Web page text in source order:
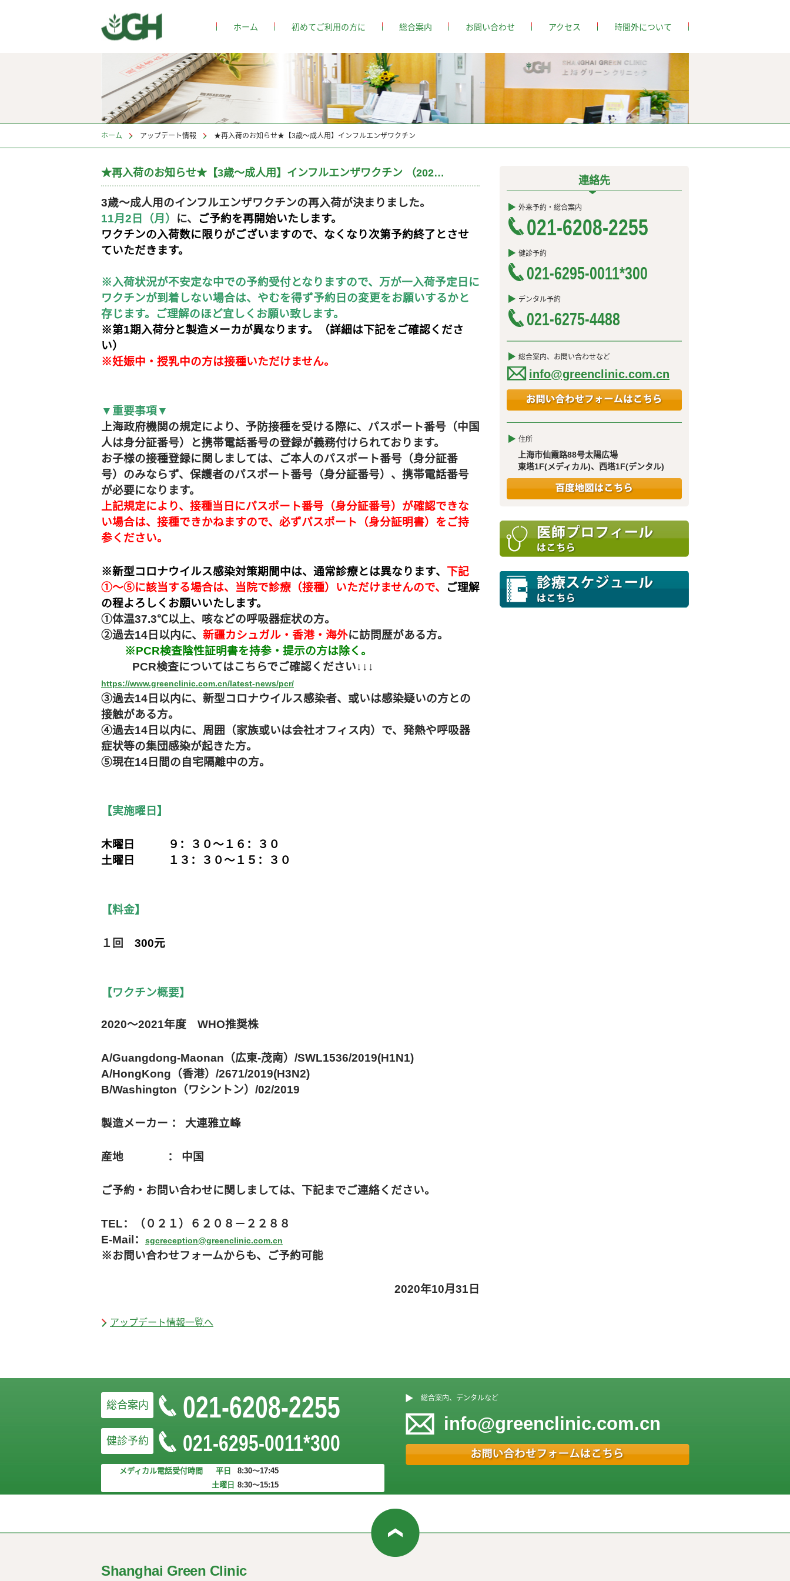
時間外について
アクセス
お問い合わせ
総合案内
初めてご利用の方に
ホーム
ホーム アップデート情報
> ★再入荷のお知らせ★【3歳～成人用】インフルエンザワクチン
★再入荷のお知らせ★【3歳～成人用】インフルエンザワクチン （2020-10）
3歳～成人用のインフルエンザワクチンの再入荷が決まりました。
11月2日（月） に、
ご予約を再開始いたします。
ワクチンの入荷数に限りがございますので、なくなり次第予約終了とさせ
ていただきます。
※入荷状況が不安定な中での予約受付となりますので、万が一入荷予定日に
ワクチンが到着しない場合は、やむを得ず予約日の変更をお願いするかと
存じます。ご理解のほど宜しくお願い致します。
※第1期入荷分と製造メーカが異なります。（詳細は下記をご確認くださ
い）
※妊娠中・授乳中の方は接種いただけません。
▼重要事項▼
上海政府機関の規定により、予防接種を受ける際に、パスポート番号（中国
人は身分証番号）と携帯電話番号の登録が義務付けられております。
お子様の接種登録に関しましては、ご本人のパスポート番号（身分証番
号）のみならず、保護者のパスポート番号（身分証番号）、携帯電話番号
が必要になります。
上記規定により、接種当日にパスポート番号（身分証番号）が確認できな
い場合は、接種できかねますので、必ずパスポート（身分証明書）をご持
参ください。
※新型コロナウイルス感染対策期間中は、通常診療とは異なります、 下記
①～⑤に該当する場合は、当院で診療（接種）いただけませんので、
ご理解
の程よろしくお願いいたします。
①体温37.3℃以上、咳などの呼吸器症状の方。
②過去14日以内に、 新疆カシュガル・香港・海外に訪問歴がある方。
※PCR検査陰性証明書を持参・提示の方は除く。
PCR検査についてはこちらでご確認ください↓↓↓
https://www.greenclinic.com.cn/latest-news/pcr/
③過去14日以内に、新型コロナウイルス感染者、或いは感染疑いの方との
接触がある方。
④過去14日以内に、周囲（家族或いは会社オフィス内）で、発熱や呼吸器
症状等の集団感染が起きた方。
⑤現在14日間の自宅隔離中の方。
【実施曜日】
木曜日 ９：３０～１６：３０
土曜日 １３：３０～１５：３０
【料金】
１回 300元
【ワクチン概要】
2020～2021年度 WHO推奨株
A/Guangdong-Maonan（広東-茂南）/SWL1536/2019(H1N1)
A/HongKong（香港）/2671/2019(H3N2)
B/Washington（ワシントン）/02/2019
製造メーカー ： 大連雅立峰
産地 ： 中国
ご予約・お問い合わせに関しましては、下記までご連絡ください。
TEL：（０２１）６２０８－２２８８
E-Mail：
sgcreception@greenclinic.com.cn
※お問い合わせフォームからも、ご予約可能
2020年10月31日
アップデート情報一覧へ
連絡先
外来予約・総合案内
021-6208-2255
健診予約
021-6295-0011*300
デンタル予約
021-6275-4488
総合案内、お問い合わせなど
info@greenclinic.com.cn
住所
上海市仙霞路88号太陽広場
東塔1F(メディカル)、西塔1F(デンタル)
総合案内 021-6208-2255
健診予約 021-6295-0011*300
メディカル電話受付時間 平日
8:30～17:45
土曜日 8:30～15:15
総合案内、デンタルなど
info@greenclinic.com.cn
お問い合わせフォームはこちら
Shanghai Green Clinic